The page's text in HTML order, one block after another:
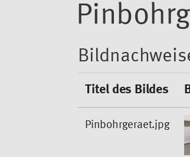
Titel des Bildes
Pinbohrgeraet.jpg